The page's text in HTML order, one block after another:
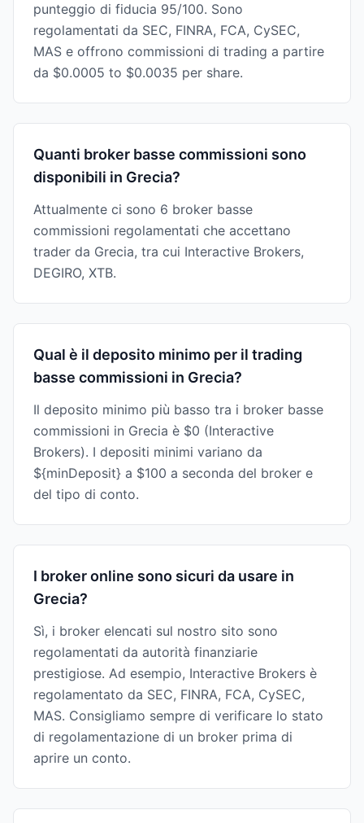
punteggio di fiducia 95/100. Sono
regolamentati da SEC, FINRA, FCA, CySEC,
MAS e offrono commissioni di trading a partire
da $0.0005 to $0.0035 per share.
Quanti broker basse commissioni sono
disponibili in Grecia?
Attualmente ci sono 6 broker basse
commissioni regolamentati che accettano
trader da Grecia, tra cui Interactive Brokers,
DEGIRO, XTB.
Qual è il deposito minimo per il trading
basse commissioni in Grecia?
Il deposito minimo più basso tra i broker basse
commissioni in Grecia è $0 (Interactive
Brokers). I depositi minimi variano da
${minDeposit} a $100 a seconda del broker e
del tipo di conto.
I broker online sono sicuri da usare in
Grecia?
Sì, i broker elencati sul nostro sito sono
regolamentati da autorità finanziarie
prestigiose. Ad esempio, Interactive Brokers è
regolamentato da SEC, FINRA, FCA, CySEC,
MAS. Consigliamo sempre di verificare lo stato
di regolamentazione di un broker prima di
aprire un conto.